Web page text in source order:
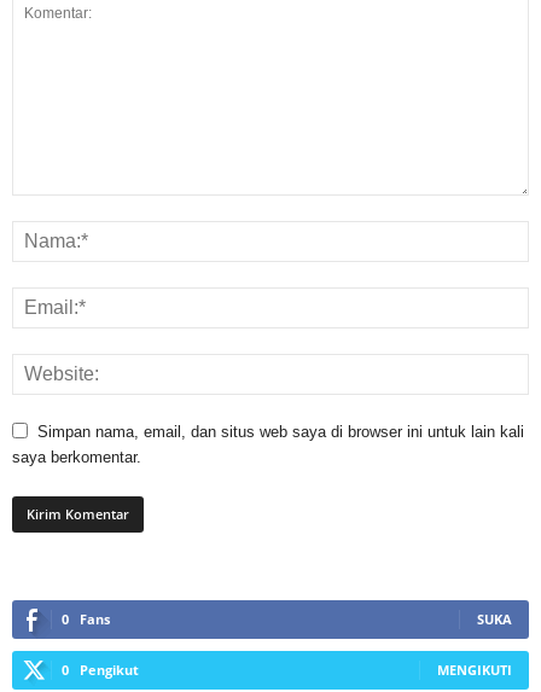
Simpan nama, email, dan situs web saya di browser ini untuk lain kali
saya berkomentar.
0 Fans SUKA
0 Pengikut MENGIKUTI